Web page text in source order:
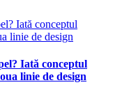
Iată conceptul
linie de design